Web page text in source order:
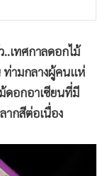
..เทศกาลดอกไม้
ท่ามกลางผู้คนแห่
ดอกอาเซียนที่มี
ากสีต่อเนื่อง